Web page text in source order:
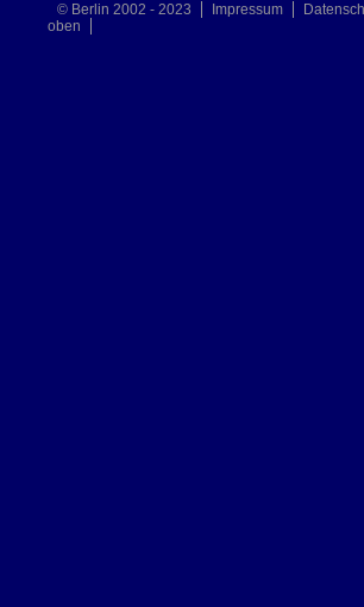
© Berlin 2002 - 2023 Impressum
oben